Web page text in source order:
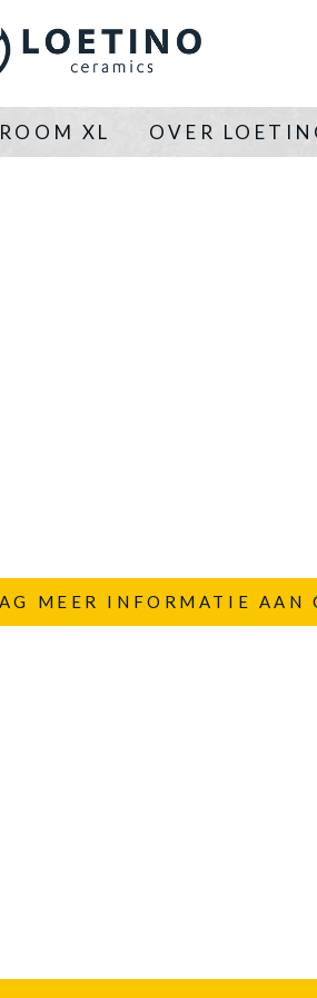
XL OVER
MEER INFORMATIE AAN